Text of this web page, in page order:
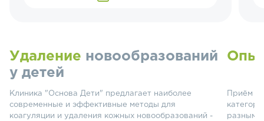
Удаление новообразований
у детей
Клиника "Основа Дети" предлагает наиболее
современные и эффективные методы для
коагуляции и удаления кожных новообразований -
Приём
разными